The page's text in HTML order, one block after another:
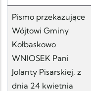
Pismo przekazujące
Wójtowi Gminy
Kołbaskowo
WNIOSEK Pani
Jolanty Pisarskiej, z
dnia 24 kwietnia